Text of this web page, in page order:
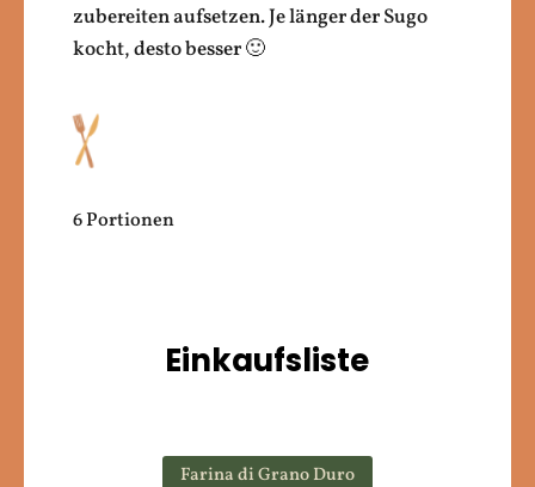
zubereiten aufsetzen. Je länger der Sugo
kocht, desto besser 🙂
6 Portionen
Einkaufsliste
Farina di Grano Duro